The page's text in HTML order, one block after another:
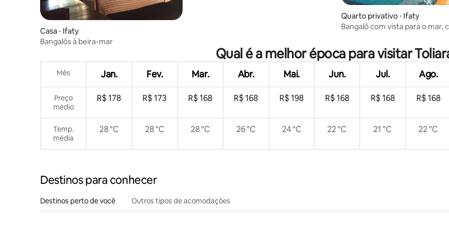
Casa ⋅ Ifaty
Bangalôs à beira-mar
Quarto privativo ⋅ Ifaty
Bangalô com vista para o mar,
Qual é a melhor época para visitar
Mês Jan. Fev. Mar. Abr. Mai. Jun. Jul. Ago.
Preço
médio
R$ 178 R$ 173 R$ 168 R$ 168 R$ 198 R$ 168 R$ 168 R$ 168
Temp.
média
28 °C 28 °C 28 °C 26 °C 24 °C 22 °C 21 °C 22 °C
Destinos para conhecer
Destinos perto de você Outros tipos de acomodações